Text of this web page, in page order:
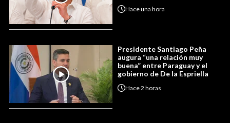
Haceuna hora
Presidente Santiago Peña
augura “una relación muy
buena” entre Paraguay y el
gobierno de De la Espriella
Hace2 horas